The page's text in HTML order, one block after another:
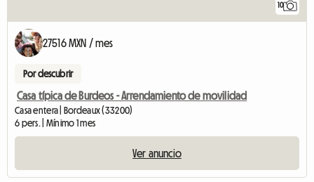
10
27516 MXN / mes
Por descubrir
Casa típica de Burdeos - Arrendamiento de movilidad
Casa entera | Bordeaux (33200)
6 pers. | Mínimo 1 mes
Ver anuncio